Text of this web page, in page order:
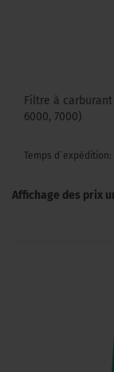
Filtre à carburant
6000, 7000)
Temps d`expédition:
Affichage des prix